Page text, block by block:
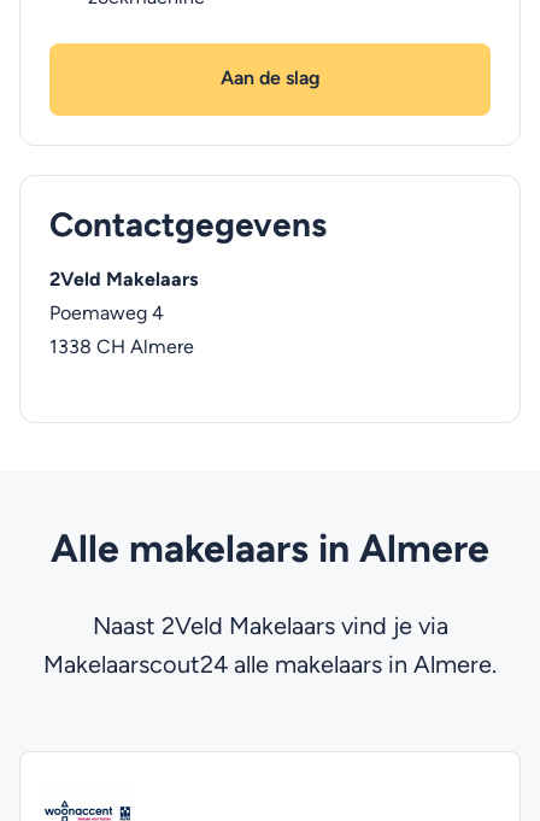
Aan de slag
Contactgegevens
2Veld Makelaars
Poemaweg 4
1338 CH Almere
Alle makelaars in Almere
Naast 2Veld Makelaars vind je via
Makelaarscout24 alle makelaars in Almere.